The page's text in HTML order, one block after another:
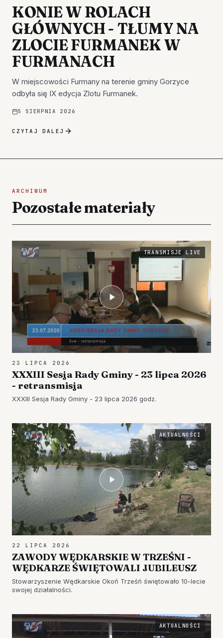
KONIE W ROLACH
GŁÓWNYCH - TŁUMY NA
ZLOCIE FURMANEK W
FURMANACH
W miejscowości Furmany na terenie gminy Gorzyce
odbyła się IX edycja Zlotu Furmanek.
5 SIERPNIA 2026
CZYTAJ DALEJ
ARCHIWUM
Pozostałe materiały
TRANSMISJE LIVE
23 LIPCA 2026
XXXIII Sesja Rady Gminy - 23 lipca 2026
- retransmisja
XXXIII Sesja Rady Gminy - 23 lipca 2026 godz.
AKTUALNOŚCI
22 LIPCA 2026
ZAWODY WĘDKARSKIE W TRZEŚNI -
WĘDKARZE ŚWIĘTOWALI JUBILEUSZ
Stowarzyszenie Wędkarskie Okoń Trześń świętowało 10-lecie
swojej działalności.
AKTUALNOŚCI